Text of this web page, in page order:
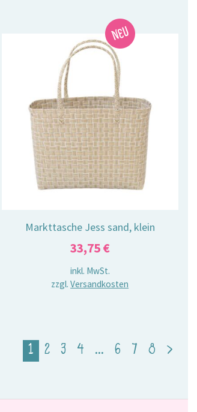
Markttasche Jess sand, klein
33,75€
inkl. MwSt.
zzgl.Versandkosten
1 2 3 4 … 6 7 8 >